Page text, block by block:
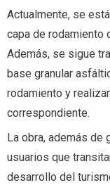
Actualmente, se
capa de rodamiento
Además, se sigue
base granular
rodamiento y
correspondiente.
La obra, además de
usuarios que
desarrollo del